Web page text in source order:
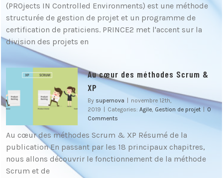
(PROjects IN Controlled Environments) est une méthode
structurée de gestion de projet et un programme de
certification de praticiens. PRINCE2 met l'accent sur la
division des projets en
Au cœur des méthodes Scrum &
XP
By supernova
novembre 12th,
2019
Categories: Agile, Gestion de projet
0
Comments
Au cœur des méthodes Scrum & XP Résumé de la
publication En passant par les 18 principaux chapitres,
nous allons découvrir le fonctionnement de la méthode
Scrum et de